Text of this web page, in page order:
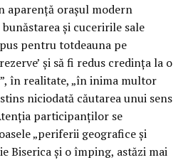
aparenţă oraşul modern
şi cuceririle sale
pentru totdeauna pe
şi să fi redus credinţa la o
în realitate, „în inima multor
niciodată căutarea unui sens
participanţilor se
„periferii geografice şi
Biserica şi o împing, astăzi mai